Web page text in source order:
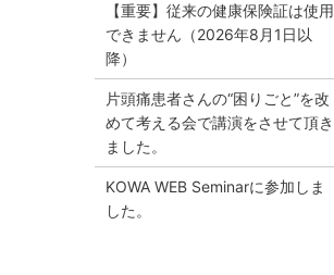
【重要】従来の健康保険証は使用
できません（2026年8月1日以
降）
片頭痛患者さんの“困りごと”を改
めて考える会で講演をさせて頂き
ました。
KOWA WEB Seminarに参加しま
した。